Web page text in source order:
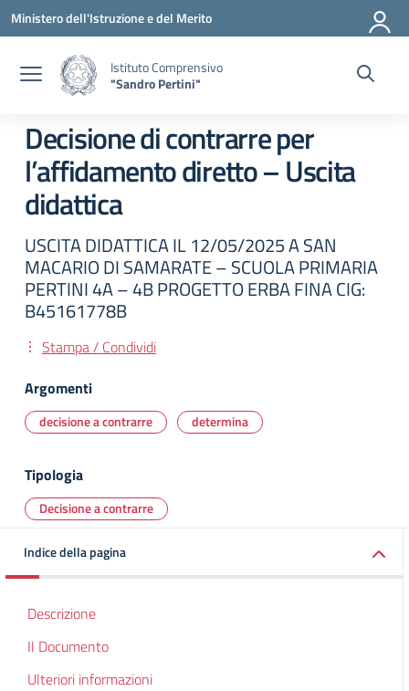
Vai ai contenuti
Vai al menu di navigazione
Vai al footer
Ministero dell'Istruzione e del Merito
Istituto Comprensivo
"Sandro Pertini"
Decisione di contrarre per
l’affidamento diretto – Uscita
didattica
USCITA DIDATTICA IL 12/05/2025 A SAN
MACARIO DI SAMARATE – SCUOLA PRIMARIA
PERTINI 4A – 4B PROGETTO ERBA FINA CIG:
B45161778B
Stampa / Condividi
Argomenti
decisione a contrarre determina
Tipologia
Decisione a contrarre
Indice della pagina
Descrizione
Il Documento
Ulteriori informazioni